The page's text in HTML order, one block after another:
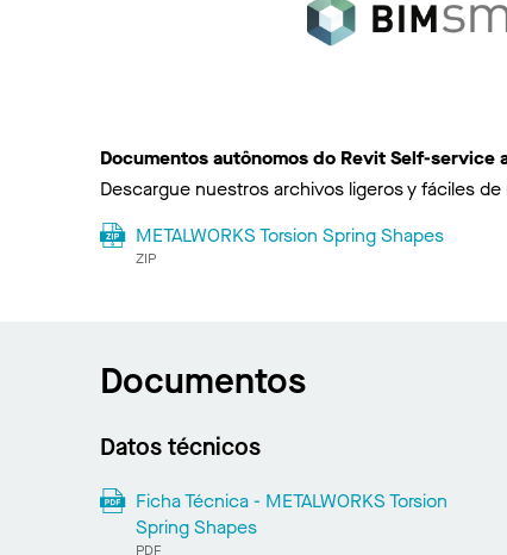
Documentos autônomos do Revit Self-service
Descargue nuestros archivos ligeros y fáciles
METALWORKS Torsion Spring Shapes
ZIP
Documentos
Datos técnicos
Ficha Técnica - METALWORKS Torsion
Spring Shapes
PDF